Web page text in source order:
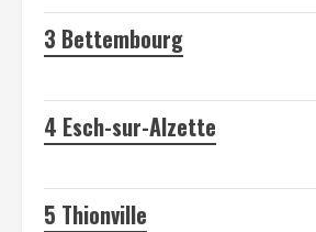
3 Bettembourg
4 Esch-sur-Alzette
5 Thionville